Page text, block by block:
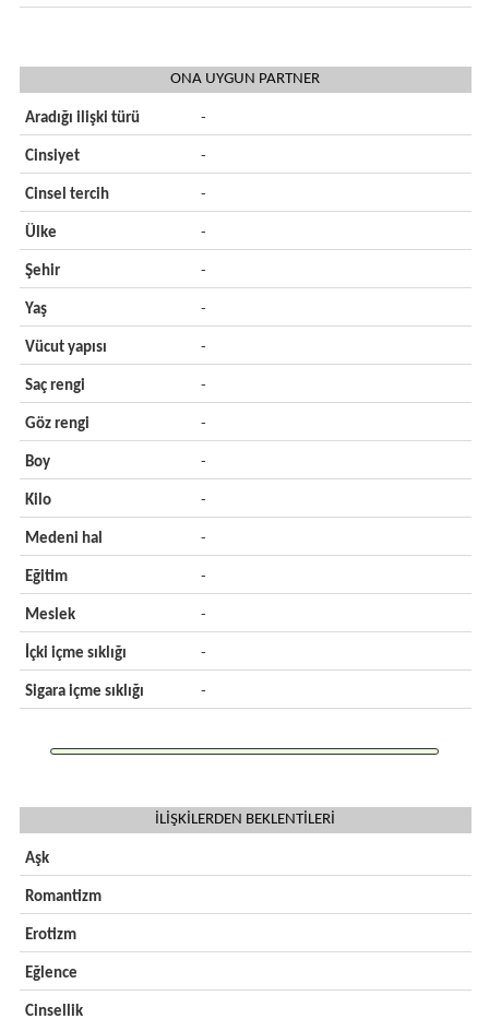
ONA UYGUN PARTNER
Aradığı ilişki türü -
Cinsiyet -
Cinsel tercih -
Ülke -
Şehir -
Yaş -
Vücut yapısı -
Saç rengi -
Göz rengi -
Boy -
Kilo -
Medeni hal -
Eğitim -
Meslek -
İçki içme sıklığı -
Sigara içme sıklığı -
İLİŞKİLERDEN BEKLENTİLERİ
Aşk
Romantizm
Erotizm
Eğlence
Cinsellik